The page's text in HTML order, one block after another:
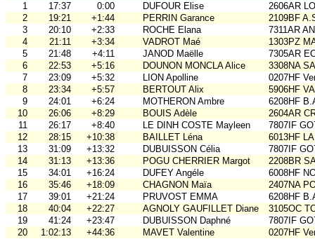
1
17:37 0:00 DUFOUR Elise
2606AR
2
19:21 +1:44 PERRIN Garance
2109BF
3
20:10 +2:33 ROCHE Elana
7311AR
4
21:11 +3:34 VADROT Maé
1303PZ
5
21:48 +4:11 JANOD Maëlle
7305AR
6
22:53 +5:16 DOUNON MONCLA Alice
3308NA
7
23:09 +5:32 LION Apolline
0207HF
8
23:34 +5:57 BERTOUT Alix
5906HF
9
24:01 +6:24 MOTHERON Ambre
6208HF
10
26:06 +8:29 BOUIS Adèle
2604AR
11
26:17 +8:40 LE DINH COSTE Mayleen
7807IF
12
28:15 +10:38 BAILLET Léna
6013HF
13
31:09 +13:32 DUBUISSON Célia
7807IF
14
31:13 +13:36 POGU CHERRIER Margot
2208BR
15
34:01 +16:24 DUFEY Angéle
6008HF
16
35:46 +18:09 CHAGNON Maïa
2407NA
17
39:01 +21:24 PRUVOST EMMA
6208HF
18
40:04 +22:27 AGNOLY GAUFILLET Diane
3105OC
19
41:24 +23:47 DUBUISSON Daphné
7807IF
20
1:02:13 +44:36 MAVET Valentine 0207HF